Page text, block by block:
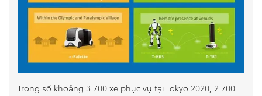
Trong số khoảng 3.700 xe phục vụ tại Tokyo 2020, 2.700